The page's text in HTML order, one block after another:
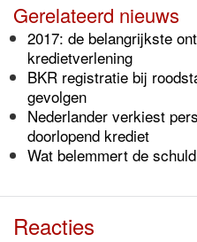
Gerelateerd nieuws
2017: de belangrijkste
kredietverlening
BKR registratie bij
gevolgen
Nederlander verkiest
doorlopend krediet
Wat belemmert de
Reacties